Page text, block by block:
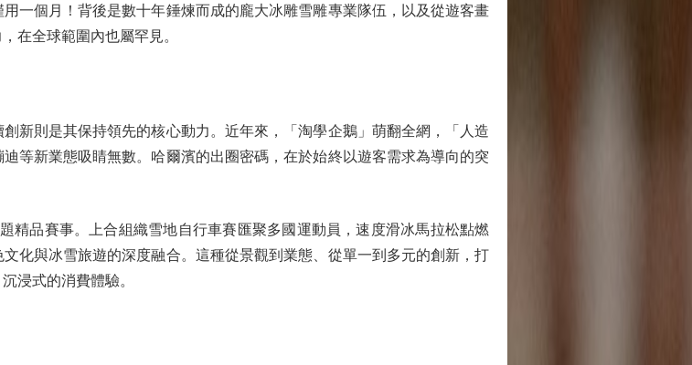
個月！背後是數十年錘煉而成的龐大冰雕雪雕專業隊伍，以及從遊客畫
在全球範圍內也屬罕見。
則是其保持領先的核心動力。近年來，「淘學企鵝」萌翻全網，「人造
等新業態吸睛無數。哈爾濱的出圈密碼，在於始終以遊客需求為導向的突
品賽事。上合組織雪地自行車賽匯聚多國運動員，速度滑冰馬拉松點燃
化與冰雪旅遊的深度融合。這種從景觀到業態、從單一到多元的創新，打
浸式的消費體驗。